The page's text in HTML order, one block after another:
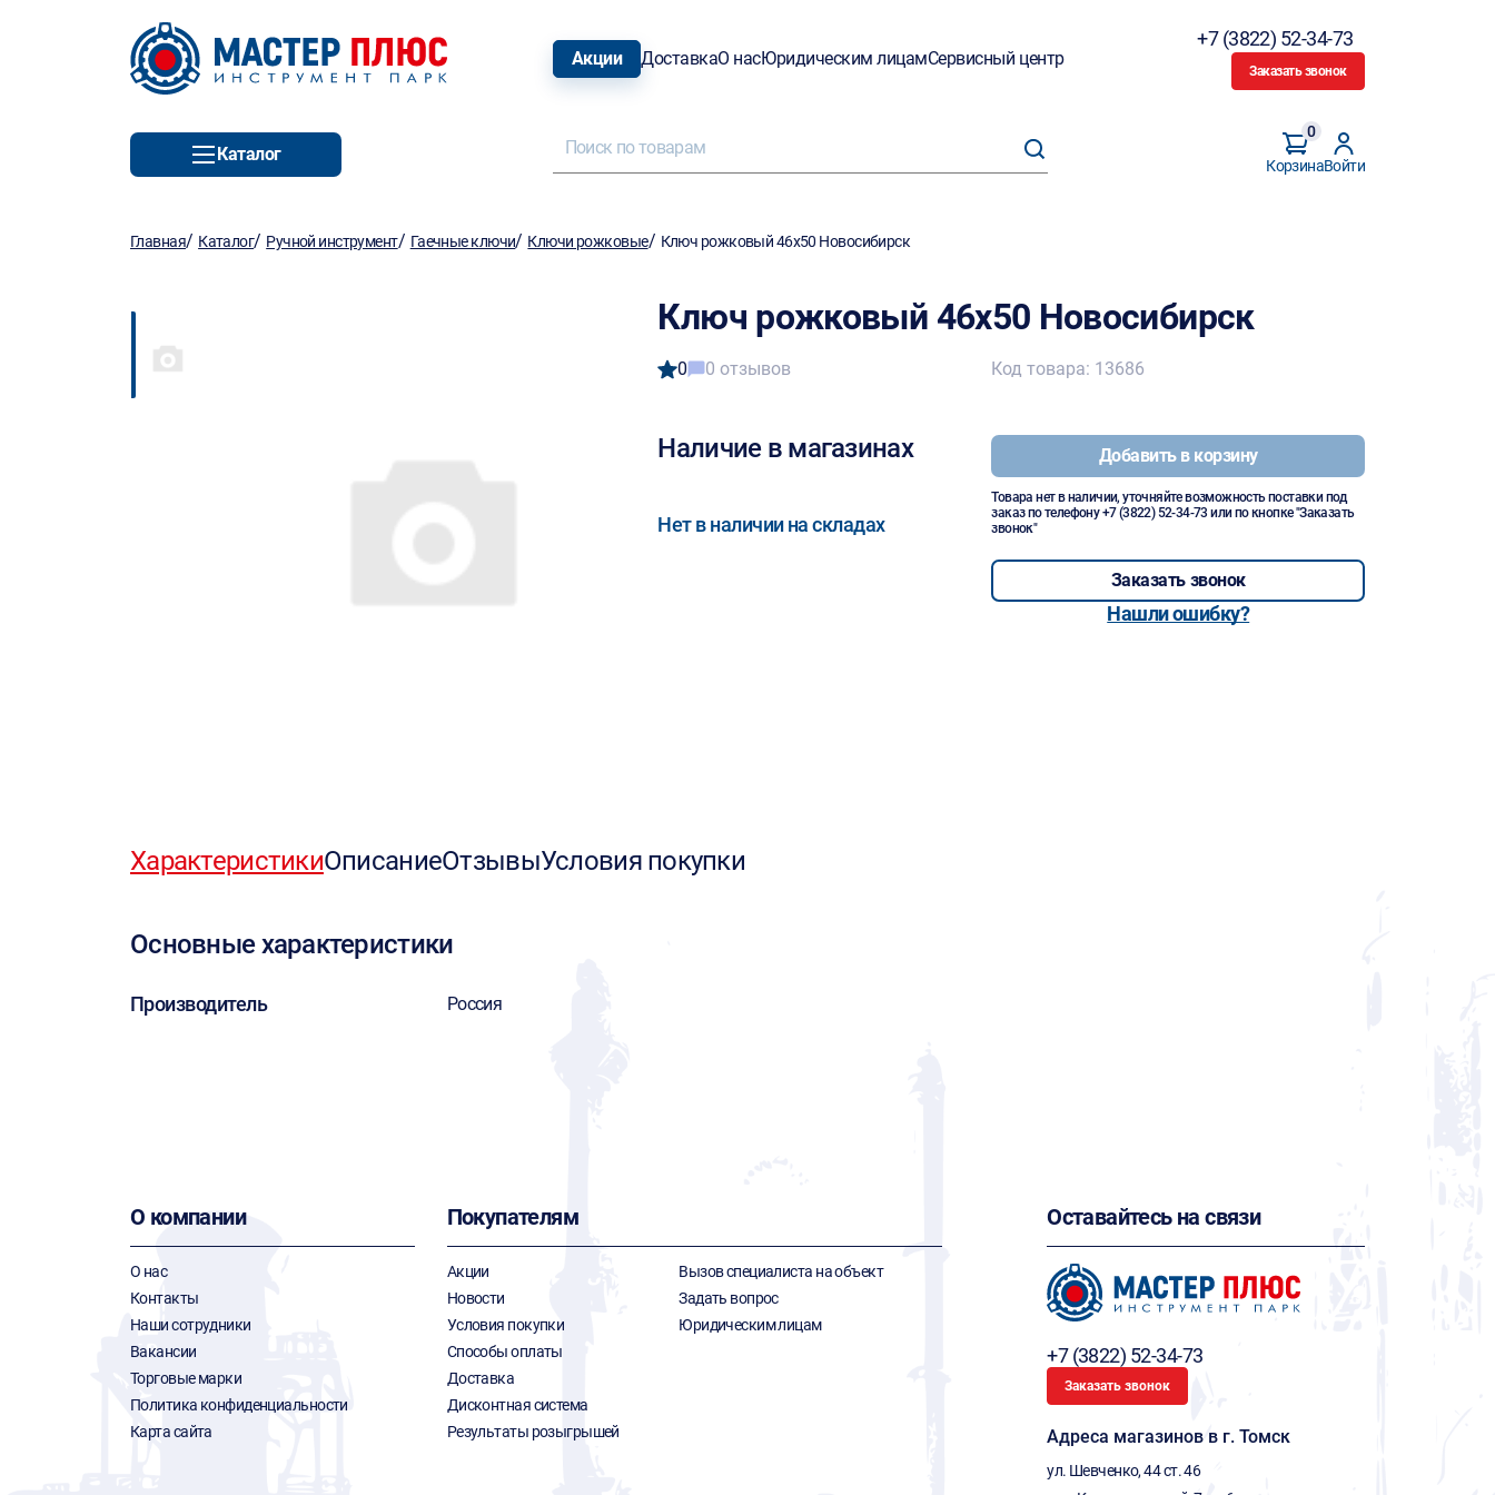
Акции ДоставкаО насЮридическим лицамСервисный центр
+7 (3822) 52-34-73
Заказать звонок
Каталог
Корзина
0
Войти
Главная/ Каталог/ Ручной инструмент/ Гаечные ключи/ Ключи рожковые/ Ключ рожковый 46х50 Новосибирск
Ключ рожковый 46х50 Новосибирск
0 0 отзывов
Наличие в магазинах
Нет в наличии на складах
Код товара: 13686
Добавить в корзину
Товара нет в наличии, уточняйте возможность поставки под
заказ по телефону+7 (3822) 52-34-73 или по кнопке "Заказать
звонок"
Заказать звонок
Нашли ошибку?
ХарактеристикиОписаниеОтзывыУсловия покупки
Основные характеристики
Производитель Россия
О компании
О нас
Контакты
Наши сотрудники
Вакансии
Торговые марки
Политика конфиденциальности
Карта сайта
Покупателям
Акции
Новости
Условия покупки
Способы оплаты
Доставка
Дисконтная система
Результаты розыгрышей
Вызов специалиста на объект
Задать вопрос
Юридическим лицам
Оставайтесь на связи
+7 (3822) 52-34-73
Заказать звонок
Адреса магазинов в г. Томск
ул. Шевченко, 44 ст. 46